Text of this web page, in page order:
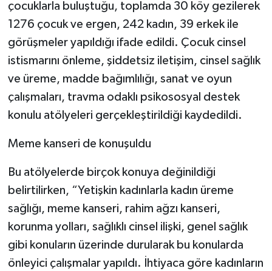
çocuklarla buluştuğu, toplamda 30 köy gezilerek
1276 çocuk ve ergen, 242 kadın, 39 erkek ile
görüşmeler yapıldığı ifade edildi. Çocuk cinsel
istismarını önleme, şiddetsiz iletişim, cinsel sağlık
ve üreme, madde bağımlılığı, sanat ve oyun
çalışmaları, travma odaklı psikososyal destek
konulu atölyeleri gerçekleştirildiği kaydedildi.
Meme kanseri de konuşuldu
Bu atölyelerde birçok konuya değinildiği
belirtilirken, “Yetişkin kadınlarla kadın üreme
sağlığı, meme kanseri, rahim ağzı kanseri,
korunma yolları, sağlıklı cinsel ilişki, genel sağlık
gibi konuların üzerinde durularak bu konularda
önleyici çalışmalar yapıldı. İhtiyaca göre kadınların